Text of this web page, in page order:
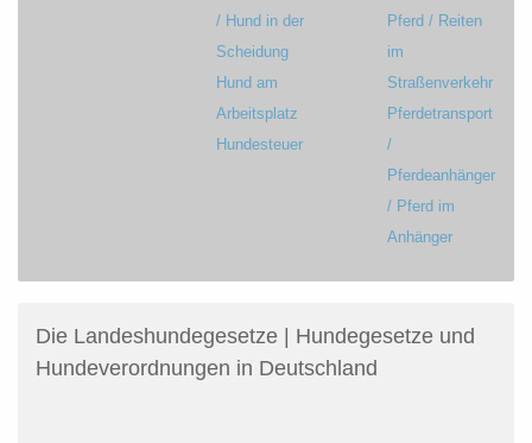
/ Hund in der
Scheidung
Hund am
Arbeitsplatz
Hundesteuer
Pferd / Reiten
im
Straßenverkehr
Pferdetransport
/
Pferdeanhänger
/ Pferd im
Anhänger
Die Landeshundegesetze | Hundegesetze und
Hundeverordnungen in Deutschland